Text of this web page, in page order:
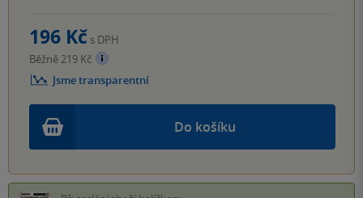
Do košíku
196 Kč s DPH
Běžně 219 Kč
Jsme transparentní